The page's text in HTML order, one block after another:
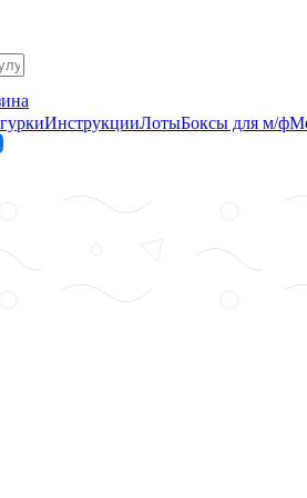
ИнструкцииЛотыБоксы для м/ф